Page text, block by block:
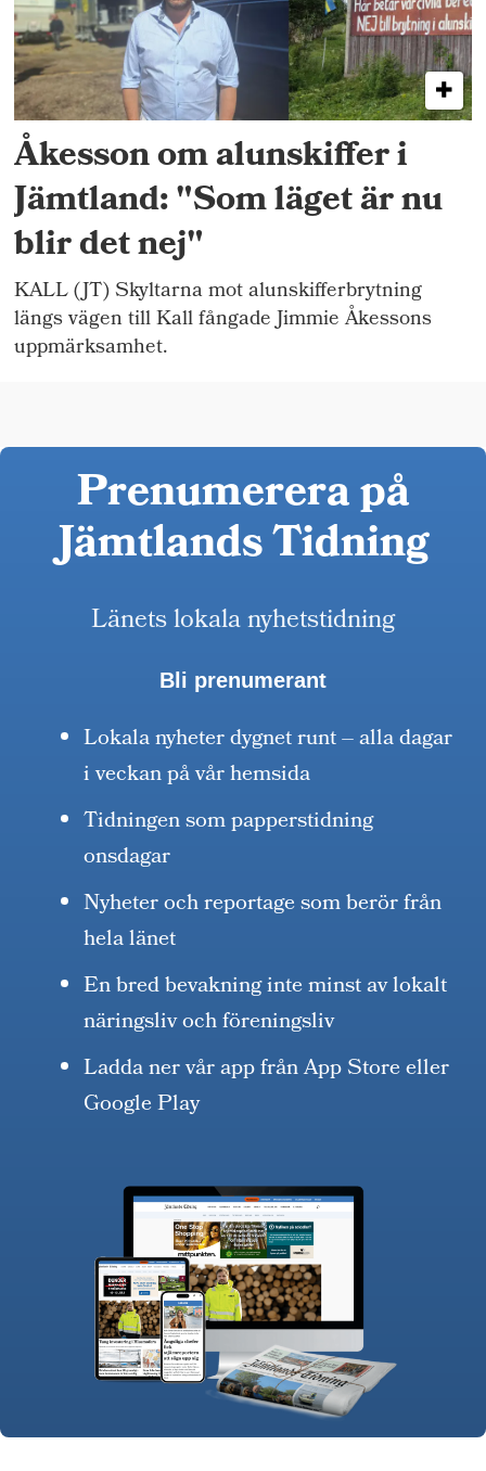
Åkesson om alunskiffer i
Jämtland: "Som läget är nu
blir det nej"
KALL (JT) Skyltarna mot alunskifferbrytning
längs vägen till Kall fångade Jimmie Åkessons
uppmärksamhet.
Prenumerera på
Jämtlands Tidning
Länets lokala nyhetstidning
Bli prenumerant
Lokala nyheter dygnet runt – alla dagar
i veckan på vår hemsida
Tidningen som papperstidning
onsdagar
Nyheter och reportage som berör från
hela länet
En bred bevakning inte minst av lokalt
näringsliv och föreningsliv
Ladda ner vår app från App Store eller
Google Play